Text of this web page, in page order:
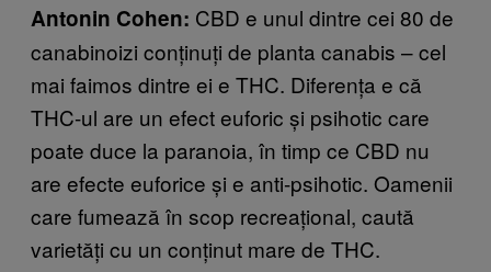
Antonin Cohen: CBD e unul dintre cei 80 de
canabinoizi conținuți de planta canabis – cel
mai faimos dintre ei e THC. Diferența e că
THC-ul are un efect euforic și psihotic care
poate duce la paranoia, în timp ce CBD nu
are efecte euforice și e anti-psihotic. Oamenii
care fumează în scop recreațional, caută
varietăți cu un conținut mare de THC.